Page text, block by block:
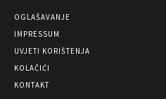
OGLAŠAVANJE
IMPRESSUM
UVJETI KORIŠTENJA
KOLAČIĆI
KONTAKT